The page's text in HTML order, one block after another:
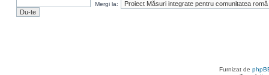
Mergi la:
Furnizat de